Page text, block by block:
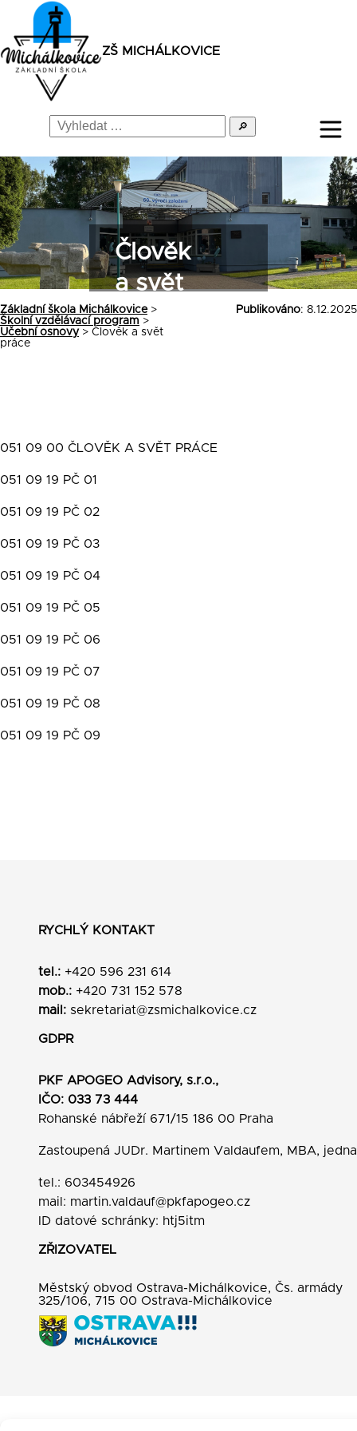
ZŠ MICHÁLKOVICE
🔎
Člověk
a svět
práce
Základní škola Michálkovice>
Školní vzdělávací program >
Učební osnovy> Člověk a svět
práce
Publikováno: 8.12.2025
051 09 00 ČLOVĚK A SVĚT PRÁCE
051 09 19 PČ 01
051 09 19 PČ 02
051 09 19 PČ 03
051 09 19 PČ 04
051 09 19 PČ 05
051 09 19 PČ 06
051 09 19 PČ 07
051 09 19 PČ 08
051 09 19 PČ 09
RYCHLÝ KONTAKT
tel.: +420 596 231 614
mob.: +420 731 152 578
mail: sekretariat@zsmichalkovice.cz
GDPR
PKF APOGEO Advisory, s.r.o.,
IČO: 033 73 444
Rohanské nábřeží 671/15 186 00 Praha
Zastoupená JUDr. Martinem Valdaufem, MBA,
tel.: 603454926
mail: martin.valdauf@pkfapogeo.cz
ID datové schránky: htj5itm
ZŘIZOVATEL
Městský obvod Ostrava-Michálkovice, Čs. armády
325/106, 715 00 Ostrava-Michálkovice